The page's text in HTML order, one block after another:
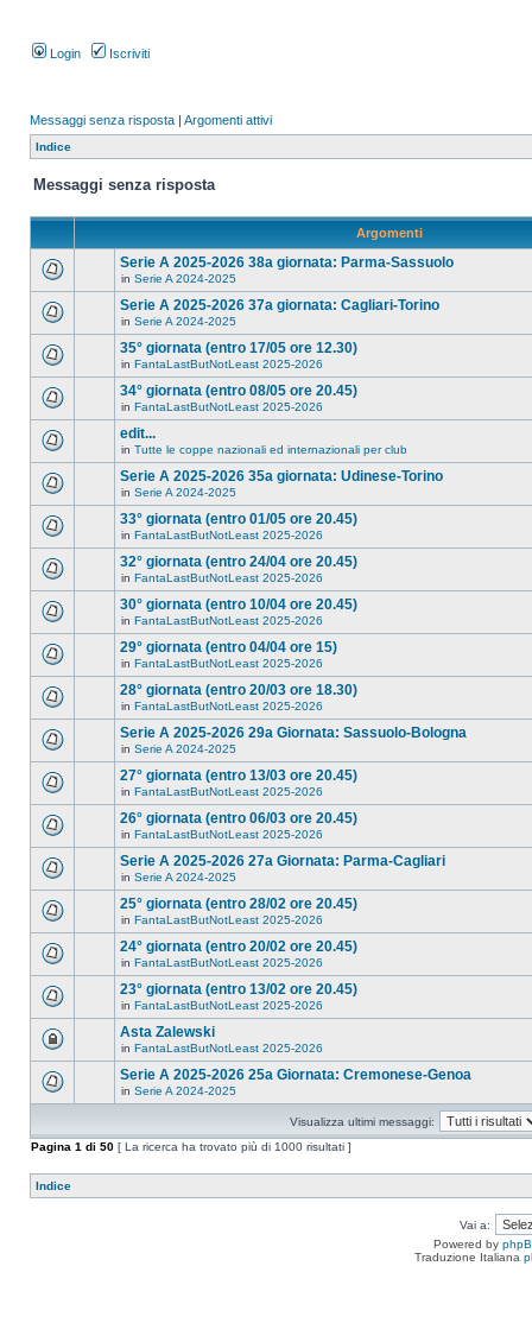
Login Iscriviti
Messaggi senza risposta | Argomenti attivi
Indice
Messaggi senza risposta
Argomenti
Serie A 2025-2026 38a giornata: Parma-Sassuolo
in Serie A 2024-2025
Serie A 2025-2026 37a giornata: Cagliari-Torino
in Serie A 2024-2025
35° giornata (entro 17/05 ore 12.30)
in FantaLastButNotLeast 2025-2026
34° giornata (entro 08/05 ore 20.45)
in FantaLastButNotLeast 2025-2026
edit...
in Tutte le coppe nazionali ed internazionali per club
Serie A 2025-2026 35a giornata: Udinese-Torino
in Serie A 2024-2025
33° giornata (entro 01/05 ore 20.45)
in FantaLastButNotLeast 2025-2026
32° giornata (entro 24/04 ore 20.45)
in FantaLastButNotLeast 2025-2026
30° giornata (entro 10/04 ore 20.45)
in FantaLastButNotLeast 2025-2026
29° giornata (entro 04/04 ore 15)
in FantaLastButNotLeast 2025-2026
28° giornata (entro 20/03 ore 18.30)
in FantaLastButNotLeast 2025-2026
Serie A 2025-2026 29a Giornata: Sassuolo-Bologna
in Serie A 2024-2025
27° giornata (entro 13/03 ore 20.45)
in FantaLastButNotLeast 2025-2026
26° giornata (entro 06/03 ore 20.45)
in FantaLastButNotLeast 2025-2026
Serie A 2025-2026 27a Giornata: Parma-Cagliari
in Serie A 2024-2025
25° giornata (entro 28/02 ore 20.45)
in FantaLastButNotLeast 2025-2026
24° giornata (entro 20/02 ore 20.45)
in FantaLastButNotLeast 2025-2026
23° giornata (entro 13/02 ore 20.45)
in FantaLastButNotLeast 2025-2026
Asta Zalewski
in FantaLastButNotLeast 2025-2026
Serie A 2025-2026 25a Giornata: Cremonese-Genoa
in Serie A 2024-2025
Visualizza ultimi messaggi:
Pagina 1 di 50 [ La ricerca ha trovato più di 1000 risultati ]
Indice
Vai a:
Powered by
Traduzione Italiana